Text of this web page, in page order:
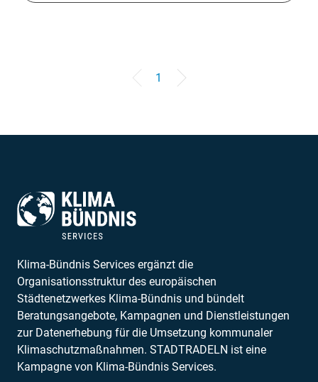
1
Klima-Bündnis Services ergänzt die
Organisationsstruktur des europäischen
Städtenetzwerkes Klima-Bündnis und bündelt
Beratungsangebote, Kampagnen und Dienstleistungen
zur Datenerhebung für die Umsetzung kommunaler
Klimaschutzmaßnahmen. STADTRADELN ist eine
Kampagne von Klima-Bündnis Services.